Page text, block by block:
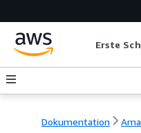
Erste
Dokumentation